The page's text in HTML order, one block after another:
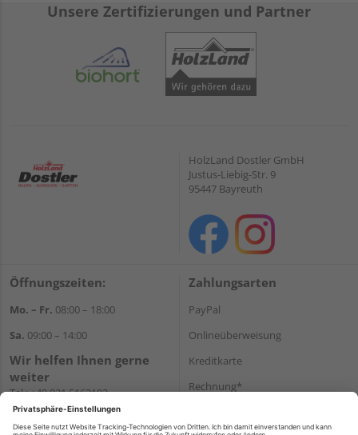
Unsere Zertifizierungen und Partner
HolzLand Dostler GmbH
Justus-Liebig-Str. 9
95447 Bayreuth
Öffnungszeiten:
Mo. – Fr. 08:00 – 18:00
Sa. 09:00 – 14:00
Wir helfen Ihnen gerne
weiter
Tel.:+49 921 5163102
E-Mail:shop@dostler.de
Zahlungsarten
PayPal
Onlineüberweisung
Kreditkarte
Rechnung*